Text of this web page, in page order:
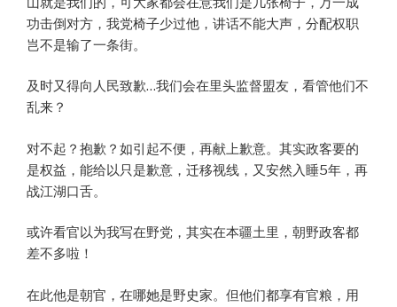
功击倒对方，我党椅子少过他，讲话不能大声，分配权职
岂不是输了一条街。
及时又得向人民致歉…我们会在里头监督盟友，看管他们不
乱来？
对不起？抱歉？如引起不便，再献上歉意。其实政客要的
是权益，能给以只是歉意，迁移视线，又安然入睡5年，再
战江湖口舌。
或许看官以为我写在野党，其实在本疆土里，朝野政客都
差不多啦！
在此他是朝官，在哪她是野史家。但他们都享有官粮，用